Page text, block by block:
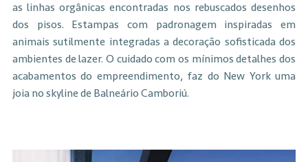
as linhas orgânicas encontradas nos rebuscados desenhos
dos pisos. Estampas com padronagem inspiradas em
animais sutilmente integradas a decoração sofisticada dos
ambientes de lazer. O cuidado com os mínimos detalhes dos
acabamentos do empreendimento, faz do New York uma
joia no skyline de Balneário Camboriú.